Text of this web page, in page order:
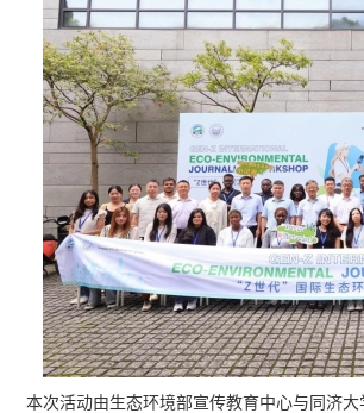
本次活动由生态环境部宣传教育中心与同济大